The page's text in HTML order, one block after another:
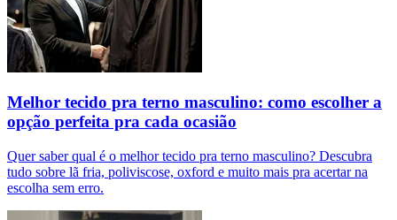
Melhor tecido pra terno masculino: como escolher a
opção perfeita pra cada ocasião
Quer saber qual é o melhor tecido pra terno masculino? Descubra
tudo sobre lã fria, poliviscose, oxford e muito mais pra acertar na
escolha sem erro.